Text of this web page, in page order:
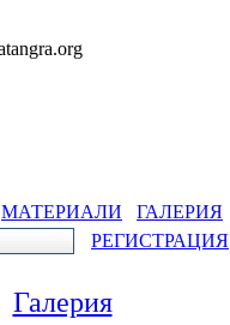
МАТЕРИАЛИ ГАЛЕРИЯ
РЕГИСТРАЦИЯ
Галерия